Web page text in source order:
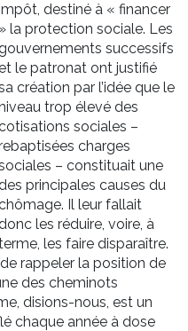
destiné à « financer
» la protection sociale. Les
successifs
le patronat ont justifié
création par l’idée que le
trop élevé des
sociales –
charges
– constituait une
principales causes du
Il leur fallait
les réduire, voire, à
les faire disparaître.
rappeler la position de
des cheminots
disions-nous, est un
chaque année à dose